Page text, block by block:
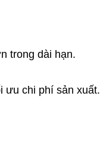
trong dài hạn.
ưu chi phí sản xuất.